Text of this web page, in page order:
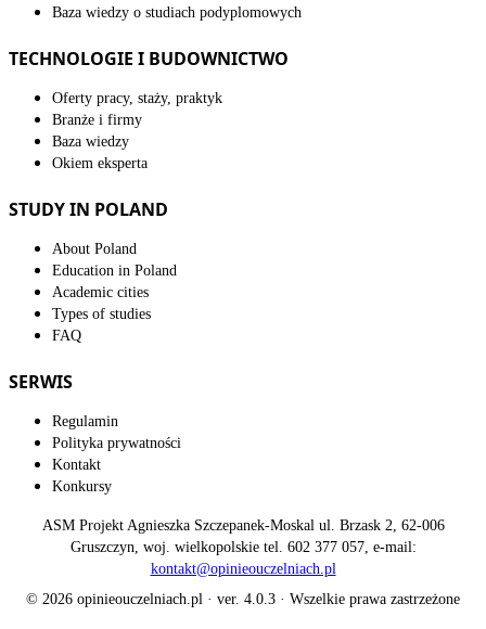
Baza wiedzy o studiach podyplomowych
TECHNOLOGIE I BUDOWNICTWO
Oferty pracy, staży, praktyk
Branże i firmy
Baza wiedzy
Okiem eksperta
STUDY IN POLAND
About Poland
Education in Poland
Academic cities
Types of studies
FAQ
SERWIS
Regulamin
Polityka prywatności
Kontakt
Konkursy
ASM Projekt Agnieszka Szczepanek-Moskal ul. Brzask 2, 62-006
Gruszczyn, woj. wielkopolskie tel. 602 377 057, e-mail:
kontakt@opinieouczelniach.pl
© 2026 opinieouczelniach.pl · ver. 4.0.3 · Wszelkie prawa zastrzeżone